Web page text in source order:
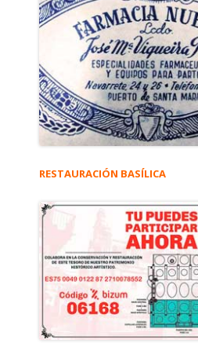
RESTAURACIÓN BASÍLICA